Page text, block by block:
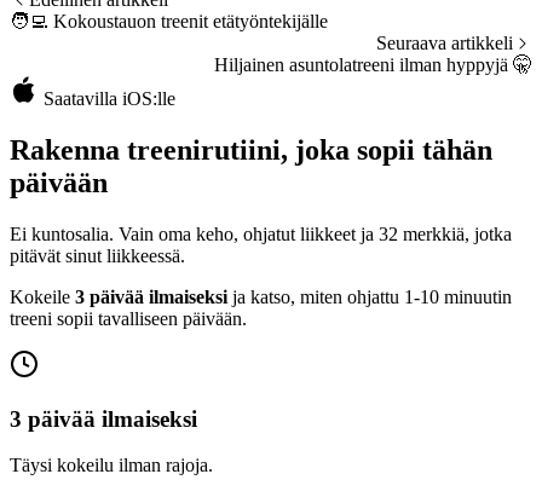
🧑‍💻 Kokoustauon treenit etätyöntekijälle
Seuraava artikkeli
Hiljainen asuntolatreeni ilman hyppyjä 🤫
Saatavilla iOS:lle
Rakenna treenirutiini, joka sopii tähän
päivään
Ei kuntosalia. Vain oma keho, ohjatut liikkeet ja 32 merkkiä, jotka
pitävät sinut liikkeessä.
Kokeile 3 päivää ilmaiseksi ja katso, miten ohjattu 1-10 minuutin
treeni sopii tavalliseen päivään.
3 päivää ilmaiseksi
Täysi kokeilu ilman rajoja.